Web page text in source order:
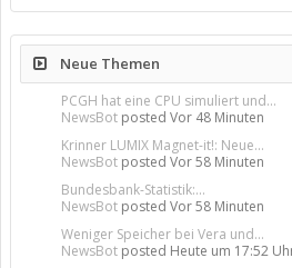
Neue Themen
PCGH hat eine CPU simuliert und...
NewsBot posted Vor 48 Minuten
Krinner LUMIX Magnet-it!: Neue...
NewsBot posted Vor 58 Minuten
Bundesbank-Statistik:...
NewsBot posted Vor 58 Minuten
Weniger Speicher bei Vera und...
NewsBot posted Heute um 17:52